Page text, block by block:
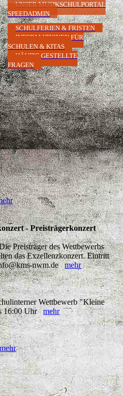
UNSER MUSIKSCHULPORTAL
SPEEDADMIN
SCHULFERIEN & FRISTEN
INFORMATIONEN FÜR
SCHULEN & KITAS
HÄUFIG GESTELLTE
FRAGEN
- Preisträgerkonzert
Preisträger des Wettbewerbs
das Exzellenzkonzert. Eintritt
nwm.demehr
Wettbewerb "Kleine
16:00 Uhrmehr
mehr